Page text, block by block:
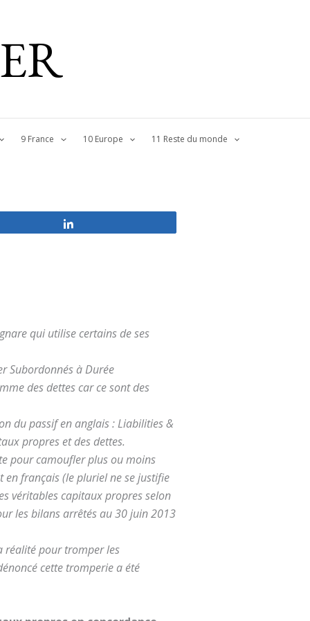
9 France 10 Europe 11 Reste du monde
qui utilise certains de ses
Subordonnés à Durée
des dettes car ce sont des
du passif en anglais : Liabilities &
propres et des dettes.
pour camoufler plus ou moins
en français (le pluriel ne se justifie
véritables capitaux propres selon
les bilans arrêtés au 30 juin 2013
réalité pour tromper les
cette tromperie a été